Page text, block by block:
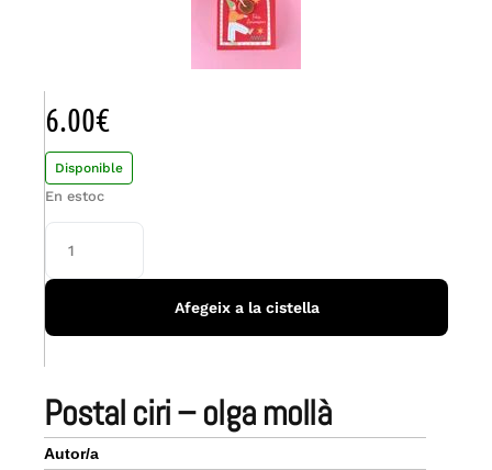
postal ciri – olga mollà
Autor/a
6.00€
Disponible
En estoc
Afegeix a la cistella